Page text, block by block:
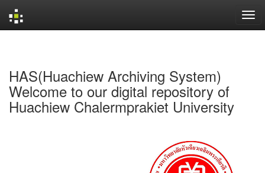
HAS(Huachiew Archiving System)
Welcome to our digital repository of
Huachiew Chalermprakiet University